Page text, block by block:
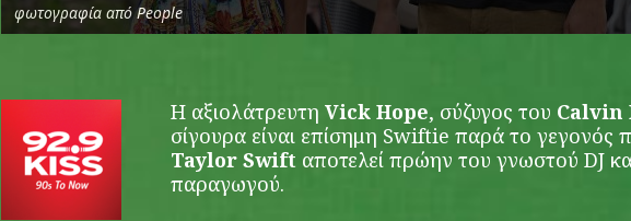
φωτογραφία από People
Η αξιολάτρευτη Vick Hope, σύζυγος του Calvin
σίγουρα είναι επίσημη Swiftie παρά το γεγονός
Taylor Swift αποτελεί πρώην του γνωστού DJ
παραγωγού.